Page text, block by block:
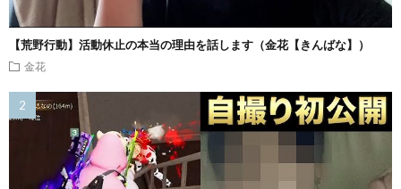
【荒野行動】活動休止の本当の理由を話します（金花【きんばな】）
金花